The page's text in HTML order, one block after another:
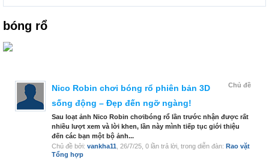
bóng rổ
Chủ đề
Nico Robin chơi bóng rổ phiên bản 3D
sống động – Đẹp đến ngỡ ngàng!
Sau loạt ảnh Nico Robin chơibóng rổ lần trước nhận được rất
nhiều lượt xem và lời khen, lần này mình tiếp tục giới thiệu
đến các bạn một bộ ảnh...
Chủ đề bởi: vankha11 26/7/25 , 0 lần trả lời, trong diễn đàn: Rao vặt
Tổng hợp